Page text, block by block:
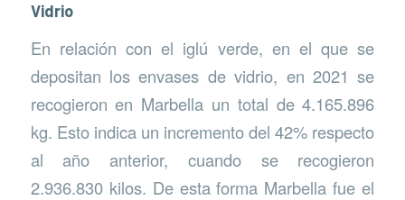
Vidrio
En relación con el iglú verde, en el que se
depositan los envases de vidrio, en 2021 se
recogieron en Marbella un total de 4.165.896
kg. Esto indica un incremento del 42% respecto
al año anterior, cuando se recogieron
2.936.830 kilos. De esta forma Marbella fue el